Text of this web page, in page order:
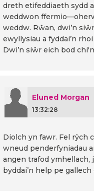
dreth etifeddiaeth sydd
weddwon
weddw. Rŵan, dwi’n
ewyllysiau a fyddai’n
Dwi’n siŵr eich bod
Eluned Morgan
13:32:28
Diolch yn fawr. Fel rŷch
wneud penderfyniadau
angen trafod
byddai’n help pe